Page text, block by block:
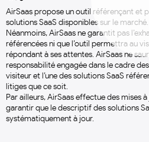
AirSaas propose un outil référençant et
solutions SaaS disponibles sur le marché.
Néanmoins, AirSaas ne garantit pas
référencées ni que l’outil permettra au
répondant à ses attentes. AirSaas ne
responsabilité engagée dans le cadre
visiteur et l’une des solutions SaaS
litiges que ce soit.
Par ailleurs, AirSaas effectue des mises
garantir que le descriptif des solutions
systématiquement à jour.